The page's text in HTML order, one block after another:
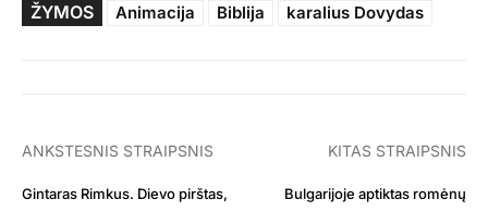
ŽYMOS Animacija Biblija karalius Dovydas
ANKSTESNIS STRAIPSNIS
Gintaras Rimkus. Dievo pirštas,
KITAS STRAIPSNIS
Bulgarijoje aptiktas romėnų